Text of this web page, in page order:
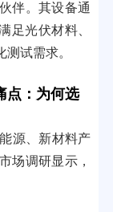
伴。其设备通
足光伏材料、
试需求。
点：为何选
源、新材料产
场调研显示，